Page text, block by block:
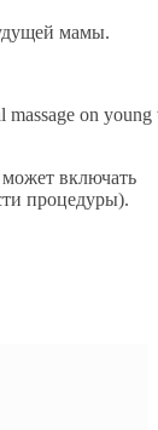
мамы.
on
включать
процедуры).